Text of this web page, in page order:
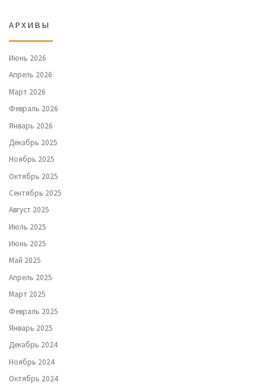
АРХИВЫ
Июнь 2026
Апрель 2026
Март 2026
Февраль 2026
Январь 2026
Декабрь 2025
Ноябрь 2025
Октябрь 2025
Сентябрь 2025
Август 2025
Июль 2025
Июнь 2025
Май 2025
Апрель 2025
Март 2025
Февраль 2025
Январь 2025
Декабрь 2024
Ноябрь 2024
Октябрь 2024